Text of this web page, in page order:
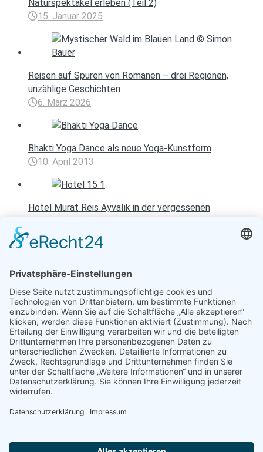
Naturspektakel erleben (Teil 2)
15. Januar 2025
Reisen auf Spuren von Romanen – drei Regionen,
unzählige Geschichten
6. März 2026
Bhakti Yoga Dance als neue Yoga-Kunstform
10. April 2013
Hotel Murat Reis Ayvalık in der vergessenen
18. Mai 2016
Urlaub zum Bestpreis
Früheste Anreise: